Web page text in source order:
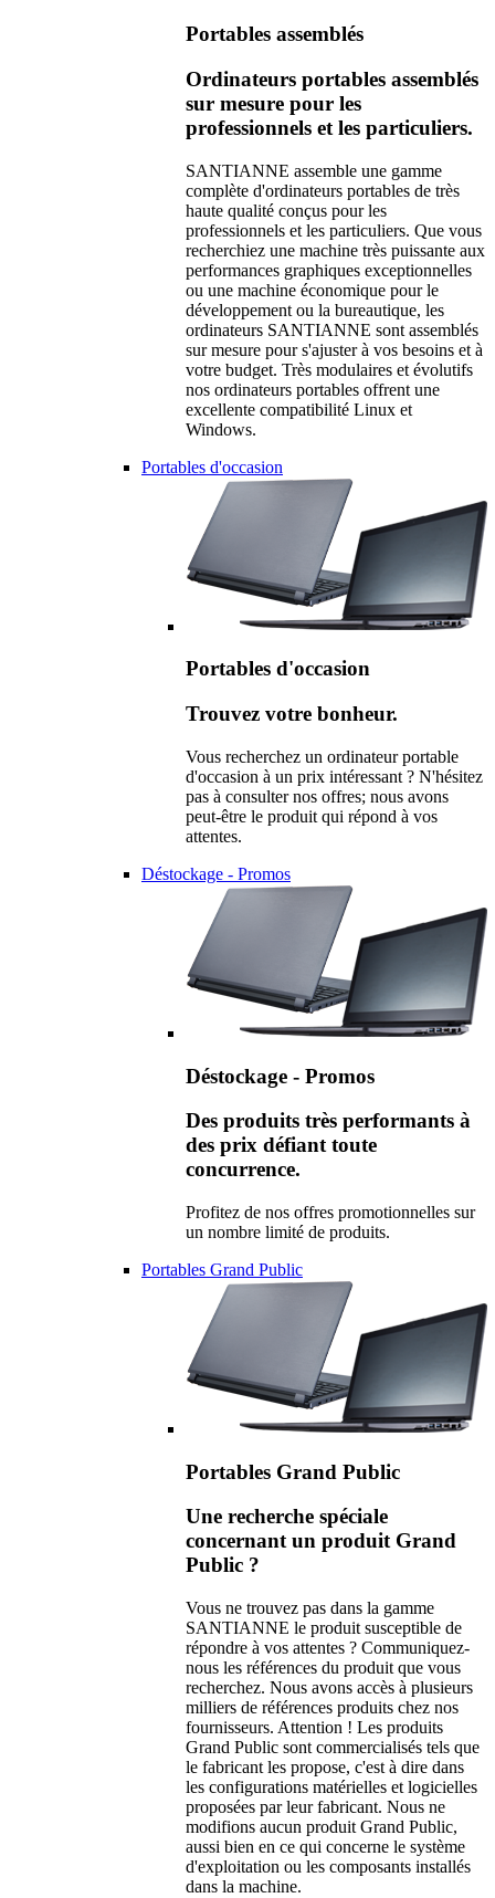
Portables assemblés
Ordinateurs portables assemblés
sur mesure pour les
professionnels et les particuliers.
SANTIANNE assemble une gamme
complète d'ordinateurs portables de très
haute qualité conçus pour les
professionnels et les particuliers. Que vous
recherchiez une machine très puissante aux
performances graphiques exceptionnelles
ou une machine économique pour le
développement ou la bureautique, les
ordinateurs SANTIANNE sont assemblés
sur mesure pour s'ajuster à vos besoins et à
votre budget. Très modulaires et évolutifs
nos ordinateurs portables offrent une
excellente compatibilité Linux et
Windows.
Portables d'occasion
Portables d'occasion
Trouvez votre bonheur.
Vous recherchez un ordinateur portable
d'occasion à un prix intéressant ? N'hésitez
pas à consulter nos offres; nous avons
peut-être le produit qui répond à vos
attentes.
Déstockage - Promos
Déstockage - Promos
Des produits très performants à
des prix défiant toute
concurrence.
Profitez de nos offres promotionnelles sur
un nombre limité de produits.
Portables Grand Public
Portables Grand Public
Une recherche spéciale
concernant un produit Grand
Public ?
Vous ne trouvez pas dans la gamme
SANTIANNE le produit susceptible de
répondre à vos attentes ? Communiquez-
nous les références du produit que vous
recherchez. Nous avons accès à plusieurs
milliers de références produits chez nos
fournisseurs. Attention ! Les produits
Grand Public sont commercialisés tels que
le fabricant les propose, c'est à dire dans
les configurations matérielles et logicielles
proposées par leur fabricant. Nous ne
modifions aucun produit Grand Public,
aussi bien en ce qui concerne le système
d'exploitation ou les composants installés
dans la machine.